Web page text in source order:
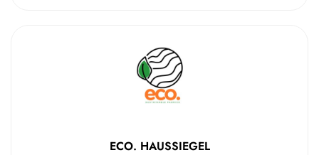
ECO. HAUSSIEGEL